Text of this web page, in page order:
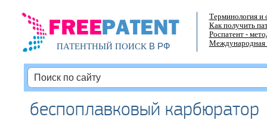
ПАТЕНТНЫЙ ПОИСКВ РФ
Терминология и
Как получить
Роспатент -
Международная
беспоплавковый карбюратор